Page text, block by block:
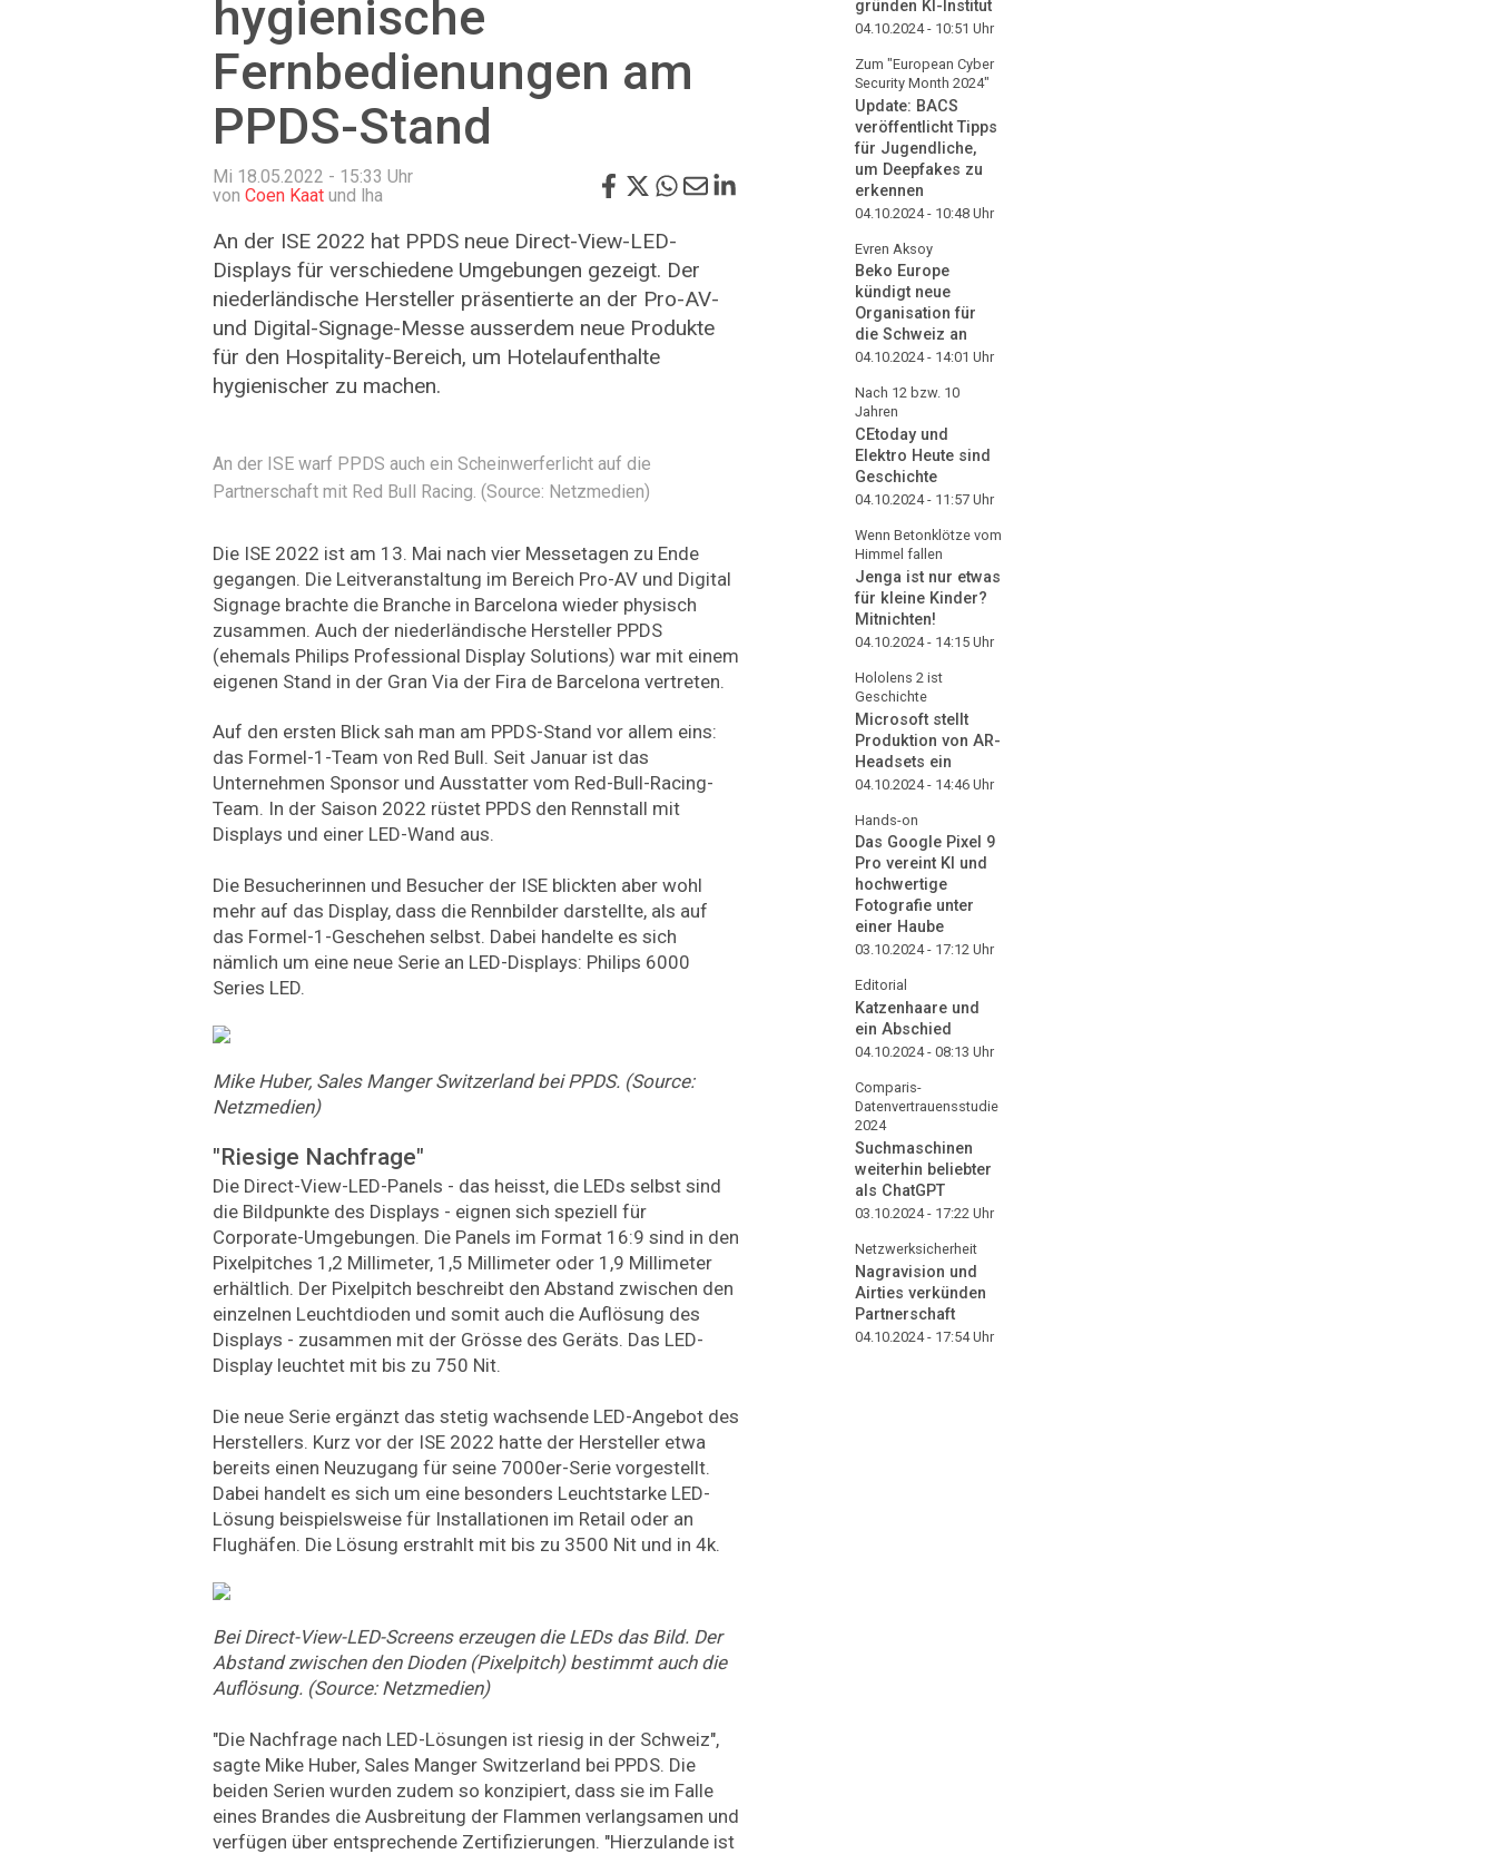
hygienische
Fernbedienungen am
PPDS-Stand
Mi 18.05.2022 - 15:33 Uhr
von Coen Kaat und lha
An der ISE 2022 hat PPDS neue Direct-View-LED-
Displays für verschiedene Umgebungen gezeigt. Der
niederländische Hersteller präsentierte an der Pro-AV-
und Digital-Signage-Messe ausserdem neue Produkte
für den Hospitality-Bereich, um Hotelaufenthalte
hygienischer zu machen.
An der ISE warf PPDS auch ein Scheinwerferlicht auf die
Partnerschaft mit Red Bull Racing. (Source: Netzmedien)
Die ISE 2022 ist am 13. Mai nach vier Messetagen zu Ende
gegangen. Die Leitveranstaltung im Bereich Pro-AV und Digital
Signage brachte die Branche in Barcelona wieder physisch
zusammen. Auch der niederländische Hersteller PPDS
(ehemals Philips Professional Display Solutions) war mit einem
eigenen Stand in der Gran Via der Fira de Barcelona vertreten.
Auf den ersten Blick sah man am PPDS-Stand vor allem eins:
das Formel-1-Team von Red Bull. Seit Januar ist das
Unternehmen Sponsor und Ausstatter vom Red-Bull-Racing-
Team. In der Saison 2022 rüstet PPDS den Rennstall mit
Displays und einer LED-Wand aus.
Die Besucherinnen und Besucher der ISE blickten aber wohl
mehr auf das Display, dass die Rennbilder darstellte, als auf
das Formel-1-Geschehen selbst. Dabei handelte es sich
nämlich um eine neue Serie an LED-Displays: Philips 6000
Series LED.
Mike Huber, Sales Manger Switzerland bei PPDS. (Source:
Netzmedien)
"Riesige Nachfrage"
Die Direct-View-LED-Panels - das heisst, die LEDs selbst sind
die Bildpunkte des Displays - eignen sich speziell für
Corporate-Umgebungen. Die Panels im Format 16:9 sind in den
Pixelpitches 1,2 Millimeter, 1,5 Millimeter oder 1,9 Millimeter
erhältlich. Der Pixelpitch beschreibt den Abstand zwischen den
einzelnen Leuchtdioden und somit auch die Auflösung des
Displays - zusammen mit der Grösse des Geräts. Das LED-
Display leuchtet mit bis zu 750 Nit.
Die neue Serie ergänzt das stetig wachsende LED-Angebot des
Herstellers. Kurz vor der ISE 2022 hatte der Hersteller etwa
bereits einen Neuzugang für seine 7000er-Serie vorgestellt.
Dabei handelt es sich um eine besonders Leuchtstarke LED-
Lösung beispielsweise für Installationen im Retail oder an
Flughäfen. Die Lösung erstrahlt mit bis zu 3500 Nit und in 4k.
Bei Direct-View-LED-Screens erzeugen die LEDs das Bild. Der
Abstand zwischen den Dioden (Pixelpitch) bestimmt auch die
Auflösung. (Source: Netzmedien)
"Die Nachfrage nach LED-Lösungen ist riesig in der Schweiz",
sagte Mike Huber, Sales Manger Switzerland bei PPDS. Die
beiden Serien wurden zudem so konzipiert, dass sie im Falle
eines Brandes die Ausbreitung der Flammen verlangsamen und
verfügen über entsprechende Zertifizierungen. "Hierzulande ist
gründen KI-Institut
04.10.2024 - 10:51 Uhr
Zum "European Cyber
Security Month 2024"
Update: BACS
veröffentlicht Tipps
für Jugendliche,
um Deepfakes zu
erkennen
04.10.2024 - 10:48 Uhr
Evren Aksoy
Beko Europe
kündigt neue
Organisation für
die Schweiz an
04.10.2024 - 14:01 Uhr
Nach 12 bzw. 10
Jahren
CEtoday und
Elektro Heute sind
Geschichte
04.10.2024 - 11:57 Uhr
Wenn Betonklötze vom
Himmel fallen
Jenga ist nur etwas
für kleine Kinder?
Mitnichten!
04.10.2024 - 14:15 Uhr
Hololens 2 ist
Geschichte
Microsoft stellt
Produktion von AR-
Headsets ein
04.10.2024 - 14:46 Uhr
Hands-on
Das Google Pixel 9
Pro vereint KI und
hochwertige
Fotografie unter
einer Haube
03.10.2024 - 17:12 Uhr
Editorial
Katzenhaare und
ein Abschied
04.10.2024 - 08:13 Uhr
Comparis-
Datenvertrauensstudie
2024
Suchmaschinen
weiterhin beliebter
als ChatGPT
03.10.2024 - 17:22 Uhr
Netzwerksicherheit
Nagravision und
Airties verkünden
Partnerschaft
04.10.2024 - 17:54Uhr